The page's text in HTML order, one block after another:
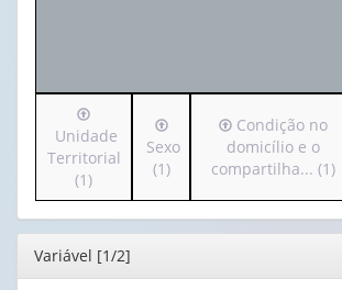
Irá
para
o
cabeçalho
(possui
apenas
valor):
Unidade
Territorial
(1)
Irá
para
o
apenas
valor):
Sexo
(1)
Irá
para
o
apenas
valor):
Condição no
domicílio e o
compartilha... (1)
Editor
Variável [1/2]